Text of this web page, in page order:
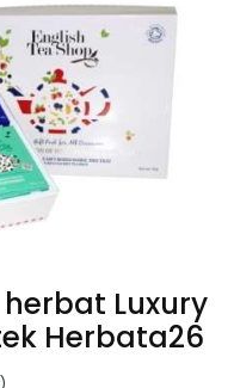
Luxury
Herbata26